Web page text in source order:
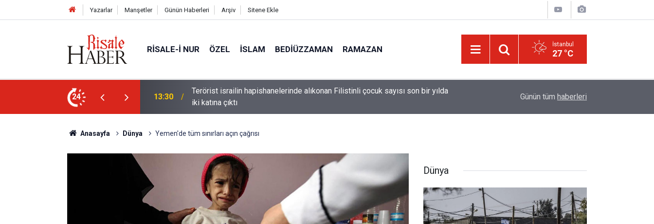
Yazarlar Manşetler Günün Haberleri Arşiv Sitene Ekle
RISALE-I NUR ÖZEL İSLAM BEDIÜZZAMAN RAMAZAN İstanbul
27 °C
24
Filistinli çocuk sayısı son bir yılda
10:56 Haşarı ve huzursuz çocuğu sakinleştiren, Zübeyir Gündüzalp yöntemi Niye 'dilimin ucunda' demek zorunda kalıyoruz?
Günün tüm haberleri
Anasayfa Dünya Yemen'de tüm sınırları açın çağrısı
Dünya